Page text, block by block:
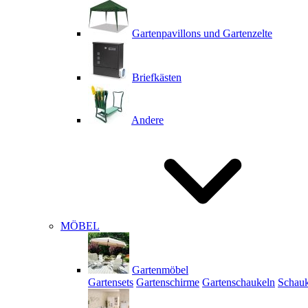
Gartenpavillons und Gartenzelte
Briefkästen
Andere
MÖBEL
Gartenmöbel
Gartensets Gartenschirme Gartenschaukeln